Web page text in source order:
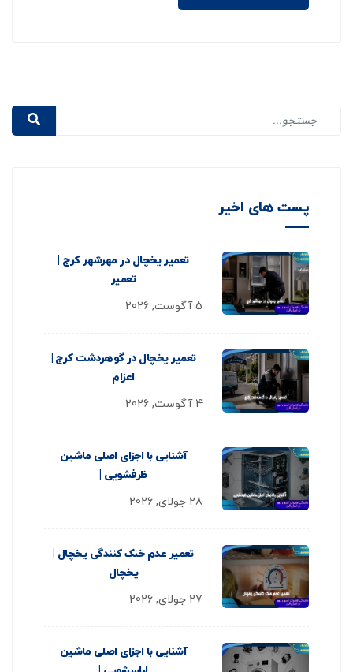
پست های اخیر
تعمیر یخچال در مهرشهر کرج |
تعمیر
5 آگوست, 2026
تعمیر یخچال در گوهردشت کرج |
اعزام
4 آگوست, 2026
آشنایی با اجزای اصلی ماشین
ظرفشویی |
28 جولای, 2026
تعمیر عدم خنک کنندگی یخچال |
یخچال
27 جولای, 2026
آشنایی با اجزای اصلی ماشین